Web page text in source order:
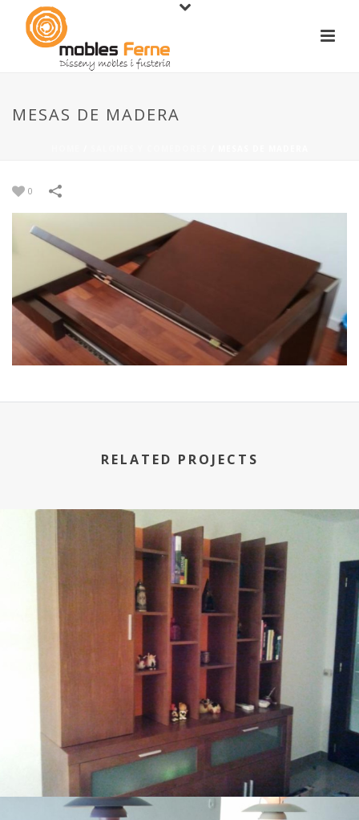
MESAS DE MADERA
0
RELATED PROJECTS